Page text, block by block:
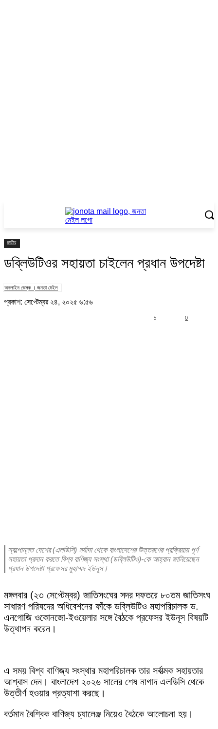
জাতীয়
ডব্লিউটিওর সহায়তা চাইলেন প্রধান উপদেষ্টা
অনলাইন ডেস্ক । জনতা মেইল
প্রকাশ: সেপ্টেম্বর ২৪, ২০২৫ ৬:৫৬
0
5
স্বল্পোন্নত দেশের (এলডিসি) মর্যাদা থেকে বাংলাদেশের উত্তরণের প্রক্রিয়ায় পূর্ণ
সহায়তা প্রদান করতে বিশ্ব বাণিজ্য সংস্থা (ডব্লিউটিও)-কে আহ্বান জানিয়েছেন
প্রধান উপদেষ্টা প্রফেসর মুহাম্মদ ইউনূস।
মঙ্গলবার (২৩ সেপ্টেম্বর) জাতিসংঘের সদর দফতরে ৮০তম জাতিসংঘ
সাধারণ পরিষদের অধিবেশনের ফাঁকে ডব্লিউটিও মহাপরিচালক ড.
এনগোজি ওকোনজো-ইওয়েলার সঙ্গে বৈঠকে প্রফেসর ইউনূস বিষয়টি
উত্থাপন করেন।
এ সময় বিশ্ব বাণিজ্য সংস্থার মহাপরিচালক তার সর্বাত্মক সহায়তার
আশ্বাস দেন। বাংলাদেশ ২০২৬ সালের শেষ নাগাদ এলডিসি থেকে
উত্তীর্ণ হওয়ার প্রত্যাশা করছে।
বর্তমান বৈশ্বিক বাণিজ্য চ্যালেঞ্জ নিয়েও বৈঠকে আলোচনা হয়।